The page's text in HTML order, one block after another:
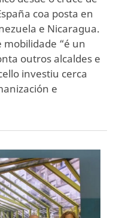
coa posta en
e Nicaragua.
mobilidade “é un
outros alcaldes e
investiu cerca
e